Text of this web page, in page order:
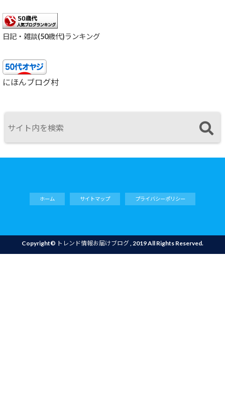
日記・雑談(50歳代)ランキング
にほんブログ村
ホーム サイトマップ プライバシーポリシー
Copyright© トレンド情報お届けブログ, 2019 All Rights Reserved.